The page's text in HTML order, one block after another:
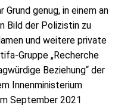
genug, in einem an
Bild der Polizistin zu
und weitere private
Gruppe „Recherche
Beziehung“ der
Innenministerium
September 2021